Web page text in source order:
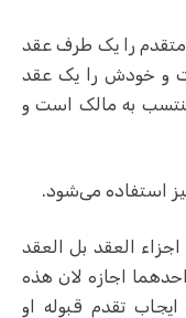
متقدم را یک طرف عقد
و خودش را یک عقد
به مالک است و
استفاده می‌شود.
العقد بل العقد
اجازه لان هذه
ايجاب تقدم قبوله او